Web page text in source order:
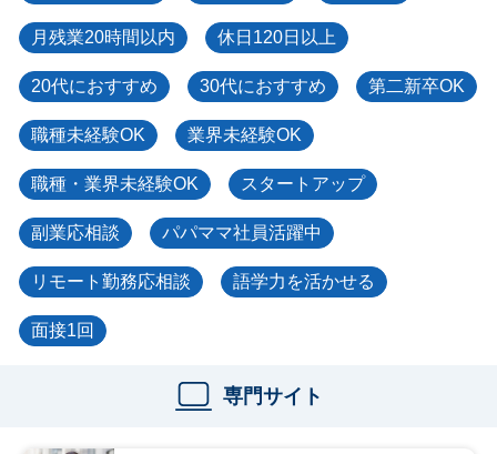
月残業20時間以内 休日120日以上
20代におすすめ 30代におすすめ 第二新卒OK
職種未経験OK 業界未経験OK
職種・業界未経験OK スタートアップ
副業応相談 パパママ社員活躍中
リモート勤務応相談 語学力を活かせる
面接1回
専門サイト